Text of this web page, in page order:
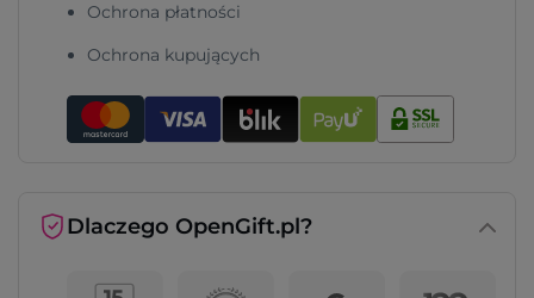
Ochrona płatności
Ochrona kupujących
Dlaczego OpenGift.pl?